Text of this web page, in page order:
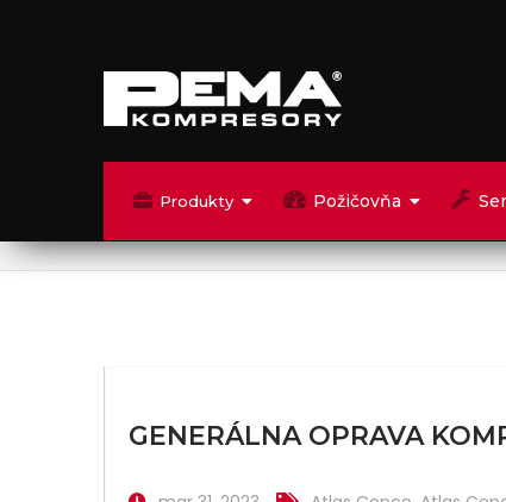
Produkty Požičovňa
GENERÁLNA OPRAVA